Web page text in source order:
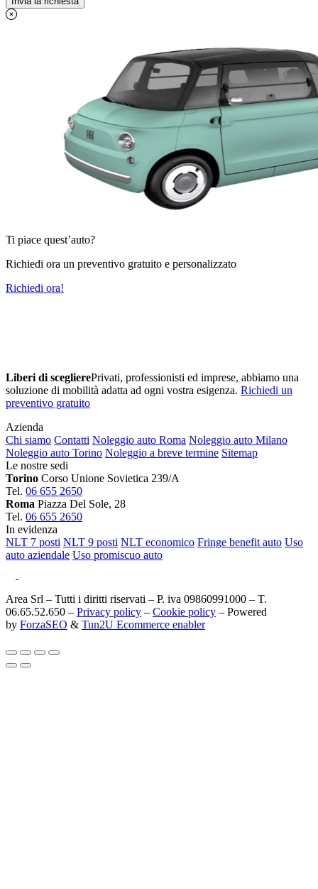
Ti piace quest’auto?
Richiedi ora un preventivo gratuito e personalizzato
Richiedi ora!
Liberi di sceglierePrivati, professionisti ed imprese, abbiamo una
soluzione di mobilità adatta ad ogni vostra esigenza. Richiedi un
preventivo gratuito
Azienda
Chi siamo Contatti Noleggio auto Roma Noleggio auto Milano
Noleggio auto Torino Noleggio a breve termine Sitemap
Le nostre sedi
Torino Corso Unione Sovietica 239/A
Tel. 06 655 2650
Roma Piazza Del Sole, 28
Tel. 06 655 2650
In evidenza
NLT 7 posti NLT 9 posti NLT economico Fringe benefit auto Uso
auto aziendale Uso promiscuo auto
Area Srl – Tutti i diritti riservati – P. iva 09860991000 – T.
06.65.52.650 – Privacy policy – Cookie policy – Powered
by ForzaSEO & Tun2U Ecommerce enabler